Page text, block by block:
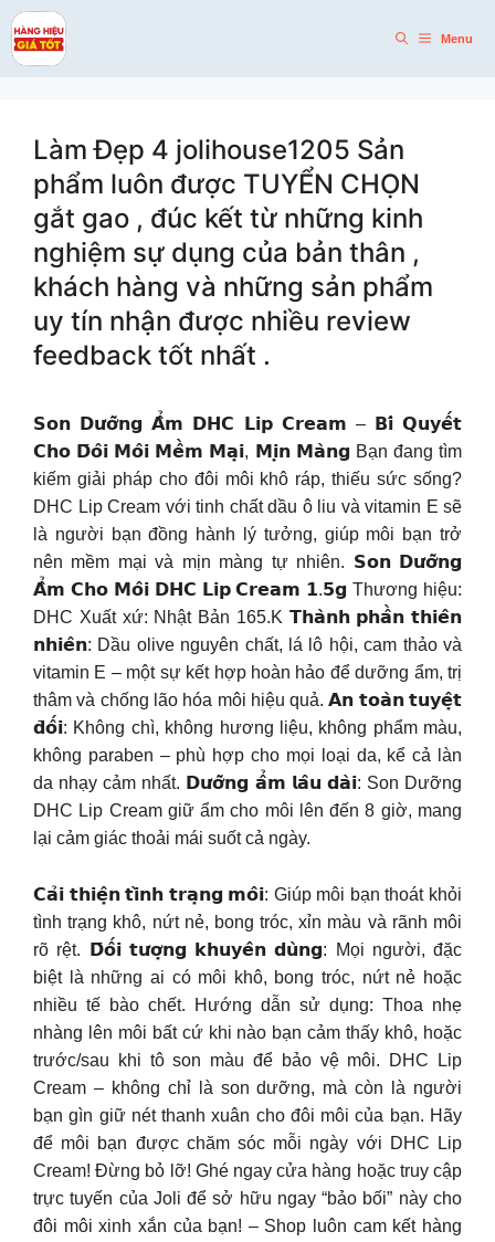
Skip
to
content
Menu
Làm Đẹp 4 jolihouse1205 Sản
phẩm luôn được TUYỂN CHỌN
gắt gao , đúc kết từ những kinh
nghiệm sự dụng của bản thân ,
khách hàng và những sản phẩm
uy tín nhận được nhiều review
feedback tốt nhất .
𝗦𝗼𝗻 𝗗𝘂̛𝗼̛̃𝗻𝗴 𝗔̂̉𝗺 𝗗𝗛𝗖 𝗟𝗶𝗽 𝗖𝗿𝗲𝗮𝗺 – 𝗕𝗶́ 𝗤𝘂𝘆𝗲̂́𝘁
𝗖𝗵𝗼 𝗗̄𝗼̂𝗶 𝗠𝗼̂𝗶 𝗠𝗲̂̀𝗺 𝗠𝗮̣𝗶, 𝗠𝗶̣𝗻 𝗠𝗮̀𝗻𝗴 Bạn đang tìm
kiếm giải pháp cho đôi môi khô ráp, thiếu sức sống?
DHC Lip Cream với tinh chất dầu ô liu và vitamin E sẽ
là người bạn đồng hành lý tưởng, giúp môi bạn trở
nên mềm mại và mịn màng tự nhiên. 𝗦𝗼𝗻 𝗗𝘂̛𝗼̛̃𝗻𝗴
𝗔̂̉𝗺 𝗖𝗵𝗼 𝗠𝗼̂𝗶 𝗗𝗛𝗖 𝗟𝗶𝗽 𝗖𝗿𝗲𝗮𝗺 𝟭.𝟱𝗴 Thương hiệu:
DHC Xuất xứ: Nhật Bản 165.K 𝗧𝗵𝗮̀𝗻𝗵 𝗽𝗵𝗮̂̀𝗻 𝘁𝗵𝗶𝗲̂𝗻
𝗻𝗵𝗶𝗲̂𝗻: Dầu olive nguyên chất, lá lô hội, cam thảo và
vitamin E – một sự kết hợp hoàn hảo để dưỡng ẩm, trị
thâm và chống lão hóa môi hiệu quả. 𝗔𝗻 𝘁𝗼𝗮̀𝗻 𝘁𝘂𝘆𝗲̣̂𝘁
𝗱̄𝗼̂́𝗶: Không chì, không hương liệu, không phẩm màu,
không paraben – phù hợp cho mọi loại da, kể cả làn
da nhạy cảm nhất. 𝗗𝘂̛𝗼̛̃𝗻𝗴 𝗮̂̉𝗺 𝗹𝗮̂𝘂 𝗱𝗮̀𝗶: Son Dưỡng
DHC Lip Cream giữ ẩm cho môi lên đến 8 giờ, mang
lại cảm giác thoải mái suốt cả ngày.
𝗖𝗮̉𝗶 𝘁𝗵𝗶𝗲̣̂𝗻 𝘁𝗶̀𝗻𝗵 𝘁𝗿𝗮̣𝗻𝗴 𝗺𝗼̂𝗶: Giúp môi bạn thoát khỏi
tình trạng khô, nứt nẻ, bong tróc, xỉn màu và rãnh môi
rõ rệt. 𝗗̄𝗼̂́𝗶 𝘁𝘂̛𝗼̛̣𝗻𝗴 𝗸𝗵𝘂𝘆𝗲̂𝗻 𝗱𝘂̀𝗻𝗴: Mọi người, đặc
biệt là những ai có môi khô, bong tróc, nứt nẻ hoặc
nhiều tế bào chết. Hướng dẫn sử dụng: Thoa nhẹ
nhàng lên môi bất cứ khi nào bạn cảm thấy khô, hoặc
trước/sau khi tô son màu để bảo vệ môi. DHC Lip
Cream – không chỉ là son dưỡng, mà còn là người
bạn gìn giữ nét thanh xuân cho đôi môi của bạn. Hãy
để môi bạn được chăm sóc mỗi ngày với DHC Lip
Cream! Đừng bỏ lỡ! Ghé ngay cửa hàng hoặc truy cập
trực tuyến của Joli để sở hữu ngay “bảo bối” này cho
đôi môi xinh xắn của bạn! – Shop luôn cam kết hàng